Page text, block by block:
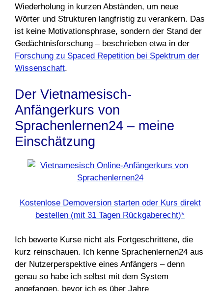
Wiederholung in kurzen Abständen, um neue
Wörter und Strukturen langfristig zu verankern. Das
ist keine Motivationsphrase, sondern der Stand der
Gedächtnisforschung – beschrieben etwa in der
Forschung zu Spaced Repetition bei Spektrum der
Wissenschaft.
Der Vietnamesisch-
Anfängerkurs von
Sprachenlernen24 – meine
Einschätzung
Kostenlose Demoversion starten oder Kurs direkt
bestellen (mit 31 Tagen Rückgaberecht)*
Ich bewerte Kurse nicht als Fortgeschrittene, die
kurz reinschauen. Ich kenne Sprachenlernen24 aus
der Nutzerperspektive eines Anfängers – denn
genau so habe ich selbst mit dem System
angefangen, bevor ich es über Jahre